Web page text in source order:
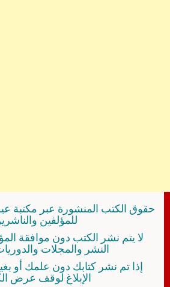
حقوق الكتب المنشورة عبر مكتبة
للمؤلفين
لا يتم نشر الكتب دون موافقة
النشر والمجلات
إذا تم نشر كتابك دون علمك أو
الإبلاغ لوقف عرض